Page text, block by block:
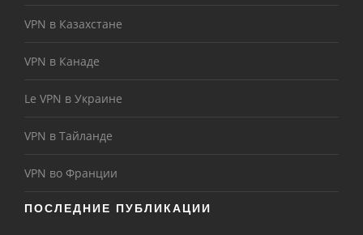
VPN в Казахстане
VPN в Канаде
Le VPN в Украине
VPN в Тайланде
VPN во Франции
ПОСЛЕДНИЕ ПУБЛИКАЦИИ